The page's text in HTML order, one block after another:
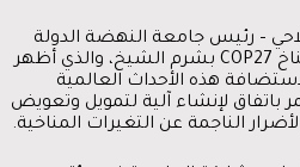
– رئيس جامعة النهضة الدولة
المصرية بنجاح مؤتمر قمة المناخ COP27 بشرم الشيخ، والذي أظهر
هذه الأحداث العالمية
باتفاق لإنشاء آلية لتمويل وتعويض
الناجمة عن التغيرات المناخية.